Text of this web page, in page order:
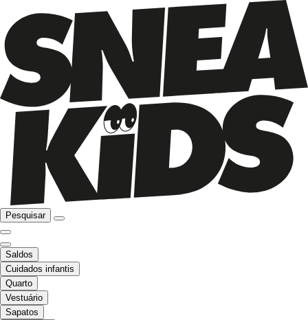
Pesquisar
Saldos
Cuidados infantis
Quarto
Vestuário
Sapatos